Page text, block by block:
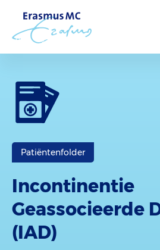
Patiëntenfolder
Incontinentie
Geassocieerde
(IAD)